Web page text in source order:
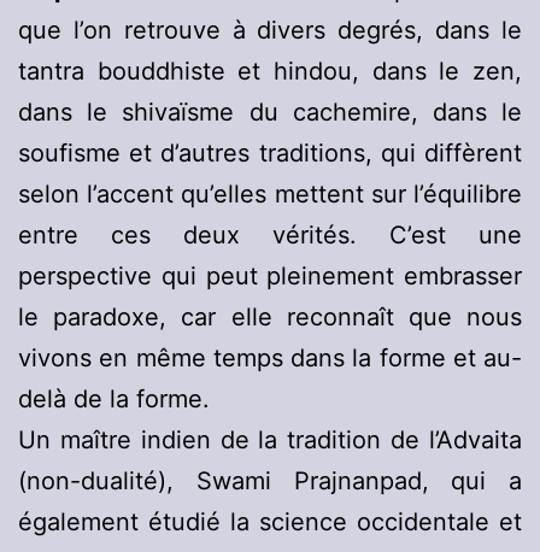
que l’on retrouve à divers degrés, dans le
tantra bouddhiste et hindou, dans le zen,
dans le shivaïsme du cachemire, dans le
soufisme et d’autres traditions, qui diffèrent
selon l’accent qu’elles mettent sur l’équilibre
entre ces deux vérités. C’est une
perspective qui peut pleinement embrasser
le paradoxe, car elle reconnaît que nous
vivons en même temps dans la forme et au-
delà de la forme.
Un maître indien de la tradition de l’Advaita
(non-dualité), Swami Prajnanpad, qui a
également étudié la science occidentale et